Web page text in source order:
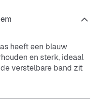
heeft een blauw
en sterk, ideaal
verstelbare band zit
voor je essentials.